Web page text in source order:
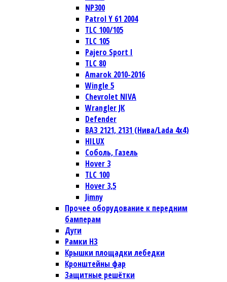
NP300
Patrol Y 61 2004
TLC 100/105
TLC 105
Pajero Sport I
TLC 80
Amarok 2010-2016
Wingle 5
Chevrolet NIVA
Wrangler JК
Defender
ВАЗ 2121, 2131 (Нива/Lada 4х4)
HILUX
Соболь, Газель
Hover 3
TLC 100
Hover 3,5
Jimny
Прочее оборудование к передним
бамперам
Дуги
Рамки НЗ
Крышки площадки лебедки
Кронштейны фар
Защитные решётки